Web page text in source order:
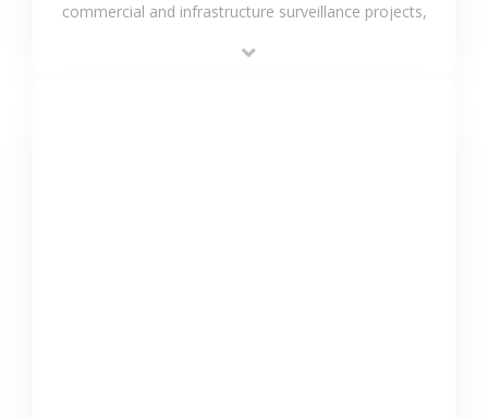
commercial and infrastructure surveillance projects,